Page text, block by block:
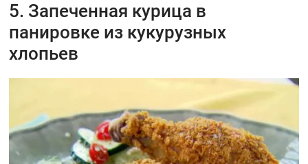
5. Запеченная курица в
панировке из кукурузных
хлопьев